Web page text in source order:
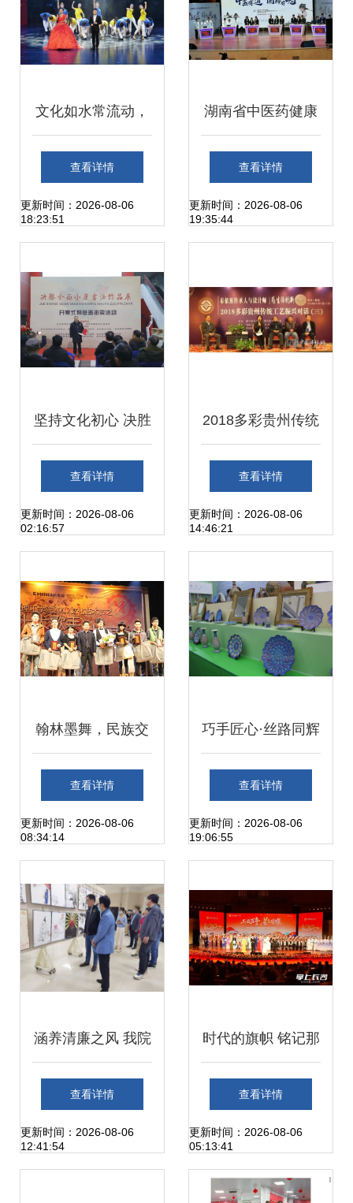
艺术交流活动
文化如水常流动，
在遵义的那个银杏
扬黄的季节——
对谈时代的回响
查看详情
更新时间：2026-08-06
18:23:51
湖南省中医药健康
文化知识大赛圆满
落幕 馨尚公司荣
文化赋予品牌崭新
魅力
查看详情
更新时间：2026-08-06
19:35:44
坚持文化初心 决胜
全面小康 书法作品
展暨慈善拍卖活动
行
查看详情
更新时间：2026-08-06
02:16:57
2018多彩贵州传统
工艺 布依族传承人
与设计师为生活创
功举办
查看详情
更新时间：2026-08-06
14:46:21
翰林墨舞，民族交
响——东莞理工学
院文艺想象与文化
查看详情
更新时间：2026-08-06
08:34:14
巧手匠心·丝路同辉
首届上合组织国家
商品展—手工艺术
查看详情
更新时间：2026-08-06
19:06:55
涵养清廉之风 我院
师生参观廉政文化
艺术作品展的感悟
查看详情
更新时间：2026-08-06
12:41:54
时代的旗帜 铭记那
份信仰与荣耀——
观2026年长沙市第
二届职工文艺展演
查看详情
更新时间：2026-08-06
05:13:41